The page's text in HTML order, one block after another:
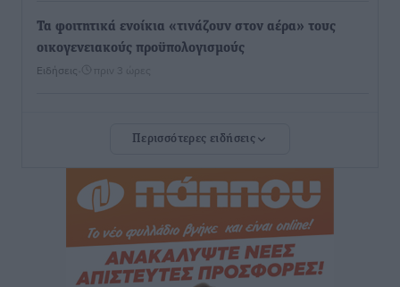
Τα φοιτητικά ενοίκια «τινάζουν στον αέρα» τους
οικογενειακούς προϋπολογισμούς
Ειδήσεις πριν 3 ώρες
Δυνάμεις στη νήσο Ρω
Συνεχίζεται η έξοδος του Αυγούστου – Πάνω από
34.000 αναχωρούν σήμερα μόνο από τον Πειραιά
πριν 3 ώρες
Περισσότερες ειδήσεις